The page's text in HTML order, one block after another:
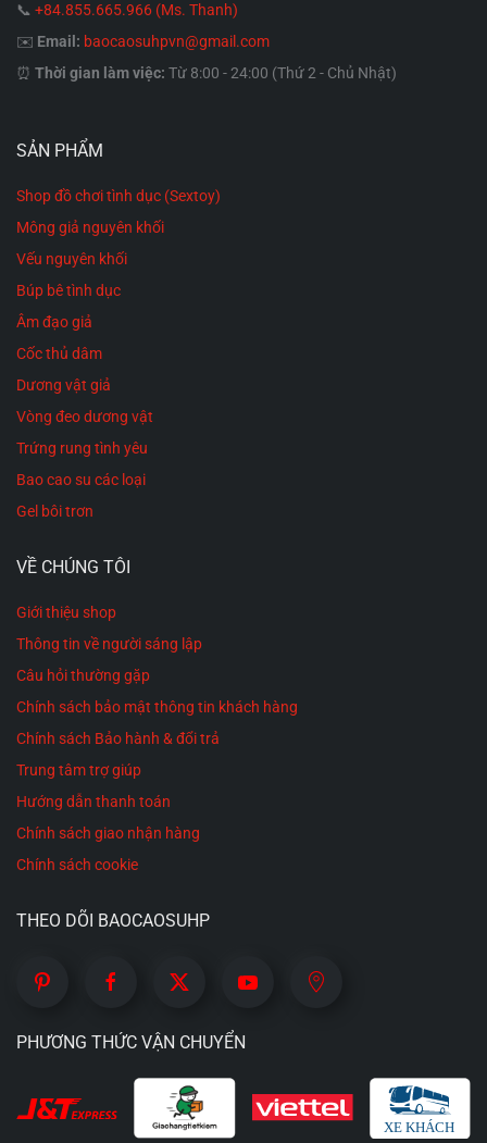
📞 +84.855.665.966 (Ms. Thanh)
✉️ Email: baocaosuhpvn@gmail.com
⏰ Thời gian làm việc: Từ 8:00 - 24:00 (Thứ 2 - Chủ Nhật)
SẢN PHẨM
Shop đồ chơi tình dục (Sextoy)
Mông giả nguyên khối
Vếu nguyên khối
Búp bê tình dục
Âm đạo giả
Cốc thủ dâm
Dương vật giả
Vòng đeo dương vật
Trứng rung tình yêu
Bao cao su các loại
Gel bôi trơn
VỀ CHÚNG TÔI
Giới thiệu shop
Thông tin về người sáng lập
Câu hỏi thường gặp
Chính sách bảo mật thông tin khách hàng
Chính sách Bảo hành & đổi trả
Trung tâm trợ giúp
Hướng dẫn thanh toán
Chính sách giao nhận hàng
Chính sách cookie
THEO DÕI BAOCAOSUHP
PHƯƠNG THỨC VẬN CHUYỂN